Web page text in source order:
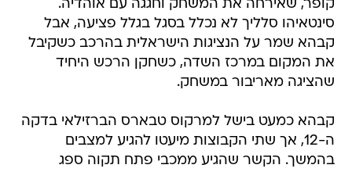
קופר, שאירחה את המשחק וחגגה עם אוהדיה.
סינטאיהו סלליך לא נכלל בסגל בגלל פציעה, אבל
קבהא שמר על הנציגות הישראלית בהרכב כשקיבל
את המקום במרכז השדה, כשחקן הרכש היחיד
שהציגה מאריבור במשחק.
קבהא כמעט בישל למרקוס טבארס הברזילאי בדקה
ה-12, אך שתי הקבוצות מיעטו להגיע למצבים
בהמשך. הקשר שהגיע ממכבי פתח תקוה ספג